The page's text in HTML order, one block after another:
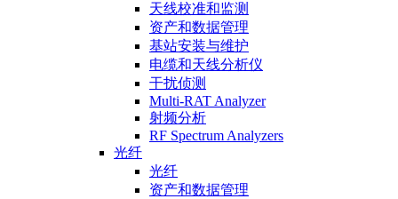
天线校准和监测
资产和数据管理
基站安装与维护
电缆和天线分析仪
干扰侦测
Multi-RAT Analyzer
射频分析
RF Spectrum Analyzers
光纤
光纤
资产和数据管理